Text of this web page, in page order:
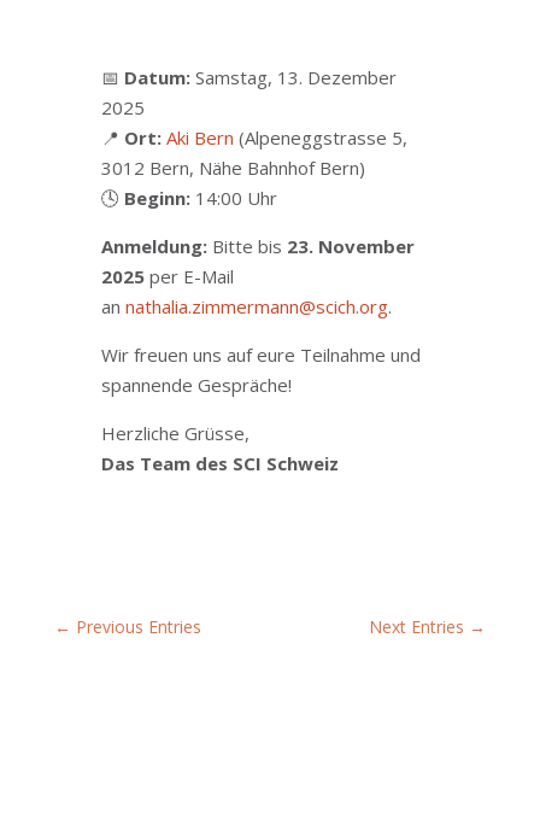
📅 Datum: Samstag, 13. Dezember
2025
📍 Ort: Aki Bern (Alpeneggstrasse 5,
3012 Bern, Nähe Bahnhof Bern)
🕓 Beginn: 14:00 Uhr
Anmeldung: Bitte bis 23. November
2025 per E-Mail
annathalia.zimmermann@scich.org.
Wir freuen uns auf eure Teilnahme und
spannende Gespräche!
Herzliche Grüsse,
Das Team des SCI Schweiz
← Previous Entries Next Entries →